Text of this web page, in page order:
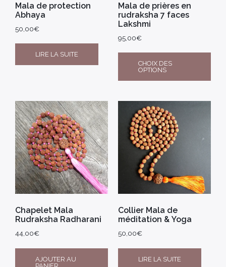
Mala de protection
Abhaya
50,00€
LIRE LA SUITE
Mala de prières en
rudraksha 7 faces
Lakshmi
95,00€
CHOIX DES
OPTIONS
Chapelet Mala
Rudraksha Radharani
44,00€
AJOUTER AU
Collier Mala de
méditation & Yoga
50,00€
LIRE LA SUITE